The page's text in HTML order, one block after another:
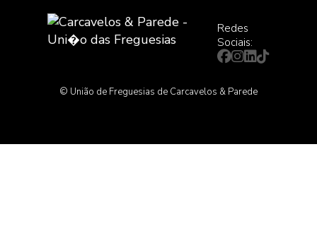
© União de Freguesias de Carcavelos & Parede
Redes
Sociais: